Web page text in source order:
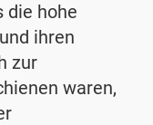
die hohe
ihren
zur
waren,